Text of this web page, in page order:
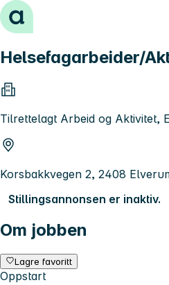
Hopp til innhold
Helsefagarbeider/
Tilrettelagt Arbeid og Aktivitet,
Korsbakkvegen 2, 2408
Stillingsannonsen er inaktiv.
Om jobben
Lagre favoritt
Oppstart